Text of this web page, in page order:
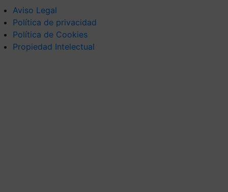
Aviso Legal
Política de privacidad
Política de Cookies
Propiedad Intelectual